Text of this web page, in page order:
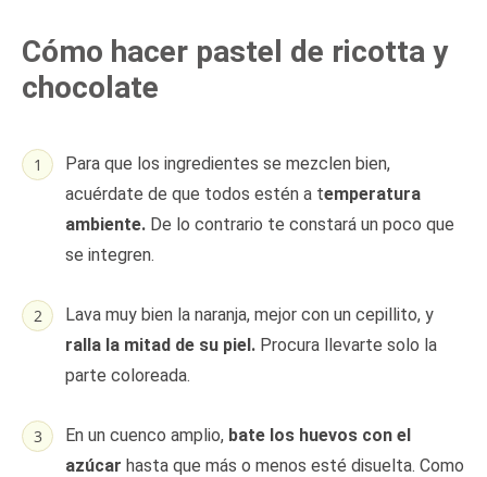
Cómo hacer pastel de ricotta y
chocolate
Para que los ingredientes se mezclen bien,
acuérdate de que todos estén a temperatura
ambiente. De lo contrario te constará un poco que
se integren.
Lava muy bien la naranja, mejor con un cepillito, y
ralla la mitad de su piel. Procura llevarte solo la
parte coloreada.
En un cuenco amplio, bate los huevos con el
azúcar hasta que más o menos esté disuelta. Como